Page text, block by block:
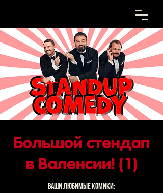
Большой стендап
в Валенсии! (1)
Ваши любимые комики: